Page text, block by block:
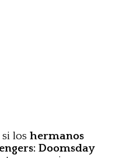
los hermanos
Doomsday